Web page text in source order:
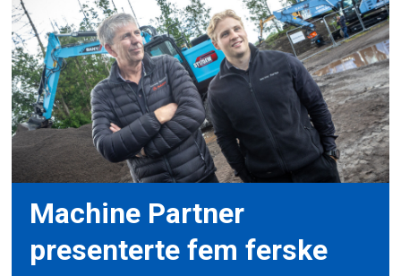
Machine Partner
presenterte fem ferske